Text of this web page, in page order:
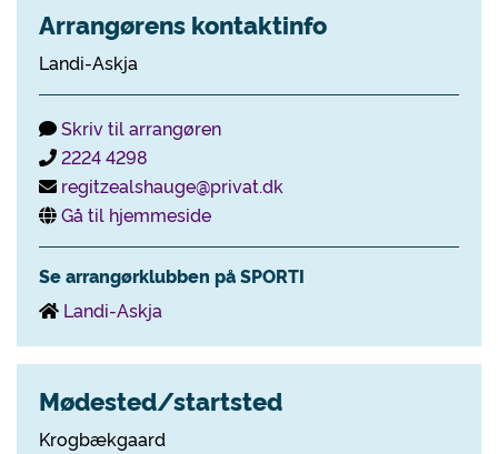
Arrangørens kontaktinfo
Landi-Askja
Skriv til arrangøren
2224 4298
regitzealshauge@privat.dk
Gå til hjemmeside
Se arrangørklubben på SPORTI
Landi-Askja
Mødested/startsted
Krogbækgaard